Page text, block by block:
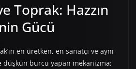
Toprak: Hazzın
Gücü
en üretken, en sanatçı ve aynı
düşkün burcu yapan mekanizma;